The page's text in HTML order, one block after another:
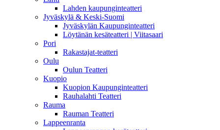
Lahden kaupunginteatteri
Jyväskylä & Keski-Suomi
Jyväskylän Kaupunginteatteri
Löytänän kesäteatteri | Viitasaari
Pori
Rakastajat-teatteri
Oulu
Oulun Teatteri
Kuopio
Kuopion Kaupunginteatteri
Rauhalahti Teatteri
Rauma
Rauman Teatteri
Lappeenranta